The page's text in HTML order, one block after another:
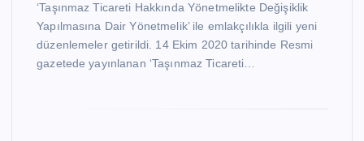
‘Taşınmaz Ticareti Hakkında Yönetmelikte Değişiklik
Yapılmasına Dair Yönetmelik’ ile emlakçılıkla ilgili yeni
düzenlemeler getirildi. 14 Ekim 2020 tarihinde Resmi
gazetede yayınlanan ‘Taşınmaz Ticareti…